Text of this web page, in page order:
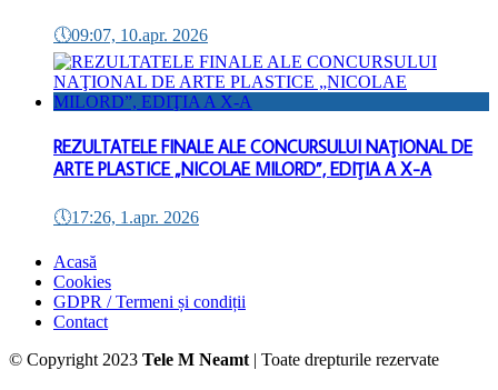
🕔09:07, 10.apr. 2026
REZULTATELE FINALE ALE CONCURSULUI NAŢIONAL DE
ARTE PLASTICE „NICOLAE MILORD”, EDIŢIA A X-A
🕔17:26, 1.apr. 2026
Acasă
Cookies
GDPR / Termeni și condiții
Contact
© Copyright 2023 Tele M Neamt | Toate drepturile rezervate